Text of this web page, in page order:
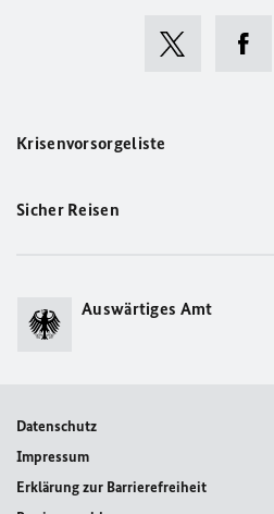
Krisenvorsorgeliste
Sicher Reisen
Auswärtiges Amt
Datenschutz
Impressum
Erklärung zur Barrierefreiheit